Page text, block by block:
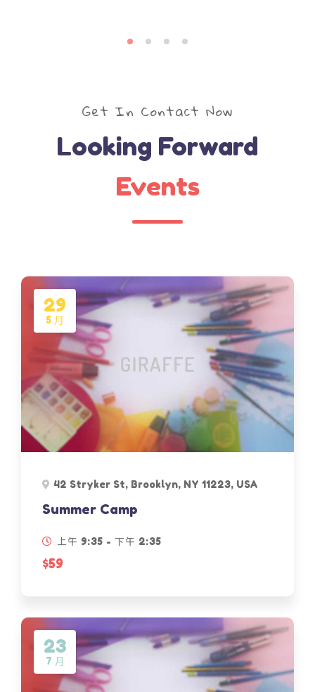
Get In Contact Now
Looking Forward
Events
29
5 月
42 Stryker St, Brooklyn, NY 11223, USA
Summer Camp
上午 9:35 - 下午 2:35
$59
23
7 月